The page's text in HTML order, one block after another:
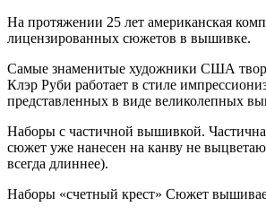
На протяжении 25 лет американская
лицензированных сюжетов в вышивке.
Самые знаменитые художники США
Клэр Руби работает в стиле
представленных в виде великолепных
Наборы с частичной вышивкой.
сюжет уже нанесен на канву не
всегда длиннее).
Наборы «счетный крест» Сюжет